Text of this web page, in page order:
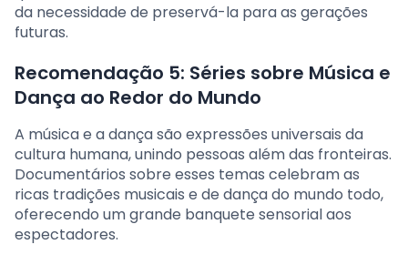
da necessidade de preservá-la para as gerações
futuras.
Recomendação 5: Séries sobre Música e
Dança ao Redor do Mundo
A música e a dança são expressões universais da
cultura humana, unindo pessoas além das fronteiras.
Documentários sobre esses temas celebram as
ricas tradições musicais e de dança do mundo todo,
oferecendo um grande banquete sensorial aos
espectadores.